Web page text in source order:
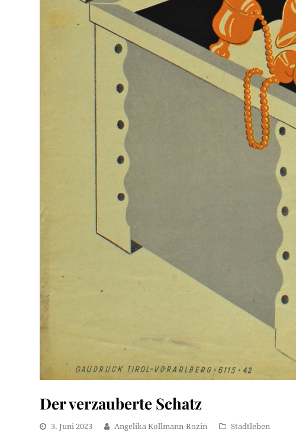
Der verzauberte Schatz
3. Juni 2023 Angelika Kollmann-Rozin Stadtleben